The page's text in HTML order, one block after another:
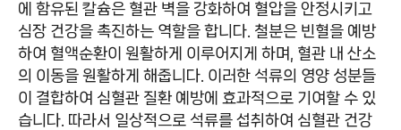
에 함유된 칼슘은 혈관 벽을 강화하여 혈압을 안정시키고
심장 건강을 촉진하는 역할을 합니다. 철분은 빈혈을 예방
하여 혈액순환이 원활하게 이루어지게 하며, 혈관 내 산소
의 이동을 원활하게 해줍니다. 이러한 석류의 영양 성분들
이 결합하여 심혈관 질환 예방에 효과적으로 기여할 수 있
습니다. 따라서 일상적으로 석류를 섭취하여 심혈관 건강